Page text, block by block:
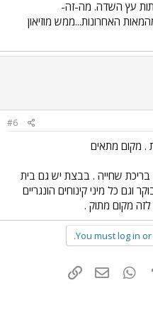
עץ השדה. מה-זה-
האחרונות...ממש מוזיאון
#6
. מקום מתאים
שחייה . בבצת יש גם בית
וגם כל מיני קינוחים הונגריים
מקום מתוק .
You must log in
Tumblr
WhatsAppדואר אלקטרוני